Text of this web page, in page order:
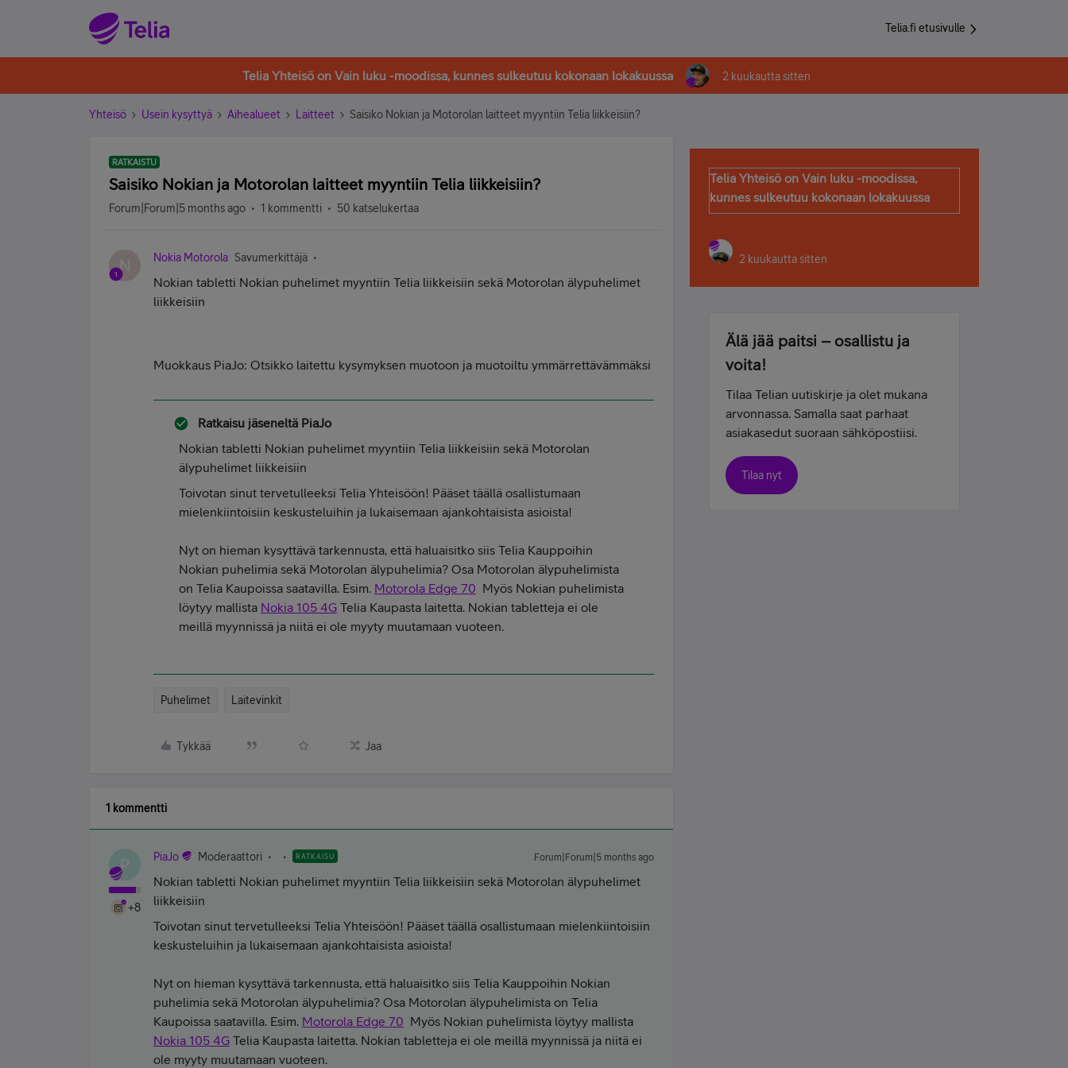
Telia.fi etusivulle
Telia Yhteisö on Vain luku -moodissa, kunnes sulkeutuu kokonaan lokakuussa 2 kuukautta sitten
Yhteisö Usein kysyttyä Aihealueet Laitteet Saisiko Nokian ja Motorolan laitteet myyntiin Telia liikkeisiin?
RATKAISTU
Saisiko Nokian ja Motorolan laitteet myyntiin Telia liikkeisiin?
Forum|Forum|5 months ago 1 kommentti 50 katselukertaa
N Nokia Motorola Savumerkittäjä
Nokian tabletti Nokian puhelimet myyntiin Telia liikkeisiin sekä Motorolan älypuhelimet
liikkeisiin
Muokkaus PiaJo: Otsikko laitettu kysymyksen muotoon ja muotoiltu ymmärrettävämmäksi
Ratkaisu jäseneltä PiaJo
Nokian tabletti Nokian puhelimet myyntiin Telia liikkeisiin sekä Motorolan
älypuhelimet liikkeisiin
Toivotan sinut tervetulleeksi Telia Yhteisöön! Pääset täällä osallistumaan
mielenkiintoisiin keskusteluihin ja lukaisemaan ajankohtaisista asioista!
Nyt on hieman kysyttävä tarkennusta, että haluaisitko siis Telia Kauppoihin
Nokian puhelimia sekä Motorolan älypuhelimia? Osa Motorolan älypuhelimista
on Telia Kaupoissa saatavilla. Esim. Motorola Edge 70 Myös Nokian puhelimista
löytyy mallista Nokia 105 4G Telia Kaupasta laitetta. Nokian tabletteja ei ole
meillä myynnissä ja niitä ei ole myyty muutamaan vuoteen.
Puhelimet Laitevinkit
Tykkää Jaa
1 kommentti
P
+8
PiaJo Moderaattori RATKAISU Forum|Forum|5 months ago
Nokian tabletti Nokian puhelimet myyntiin Telia liikkeisiin sekä Motorolan älypuhelimet
liikkeisiin
Toivotan sinut tervetulleeksi Telia Yhteisöön! Pääset täällä osallistumaan mielenkiintoisiin
keskusteluihin ja lukaisemaan ajankohtaisista asioista!
Nyt on hieman kysyttävä tarkennusta, että haluaisitko siis Telia Kauppoihin Nokian
puhelimia sekä Motorolan älypuhelimia? Osa Motorolan älypuhelimista on Telia
Kaupoissa saatavilla. Esim. Motorola Edge 70 Myös Nokian puhelimista löytyy mallista
Nokia 105 4G Telia Kaupasta laitetta. Nokian tabletteja ei ole meillä myynnissä ja niitä ei
ole myyty muutamaan vuoteen.
Telia Yhteisö on Vain luku -moodissa,
kunnes sulkeutuu kokonaan lokakuussa
2 kuukautta sitten
Älä jää paitsi – osallistu ja
voita!
Tilaa Telian uutiskirje ja olet mukana
arvonnassa. Samalla saat parhaat
asiakasedut suoraan sähköpostiisi.
Tilaa nyt